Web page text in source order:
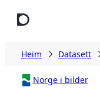
Heim Datasett
Norge i bilder